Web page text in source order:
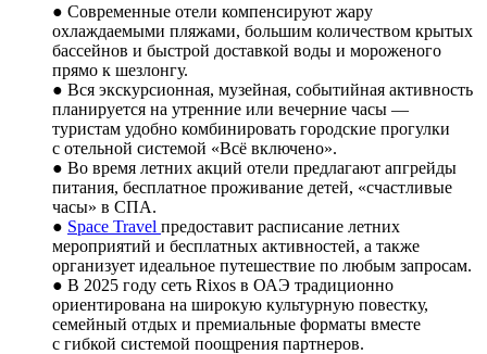
● Современные отели компенсируют жару
охлаждаемыми пляжами, большим количеством крытых
бассейнов и быстрой доставкой воды и мороженого
прямо к шезлонгу.
● Вся экскурсионная, музейная, событийная активность
планируется на утренние или вечерние часы —
туристам удобно комбинировать городские прогулки
с отельной системой «Всё включено».
● Во время летних акций отели предлагают апгрейды
питания, бесплатное проживание детей, «счастливые
часы» в СПА.
● Space Travel предоставит расписание летних
мероприятий и бесплатных активностей, а также
организует идеальное путешествие по любым запросам.
● В 2025 году сеть Rixos в ОАЭ традиционно
ориентирована на широкую культурную повестку,
семейный отдых и премиальные форматы вместе
с гибкой системой поощрения партнеров.